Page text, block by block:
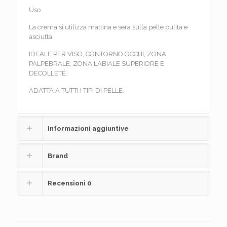
Uso
La crema si utilizza mattina e sera sulla pelle pulita e
asciutta.
IDEALE PER VISO, CONTORNO OCCHI, ZONA
PALPEBRALE, ZONA LABIALE SUPERIORE E
DECOLLETÉ.
ADATTA A TUTTI I TIPI DI PELLE.
Informazioni aggiuntive
Brand
Recensioni 0